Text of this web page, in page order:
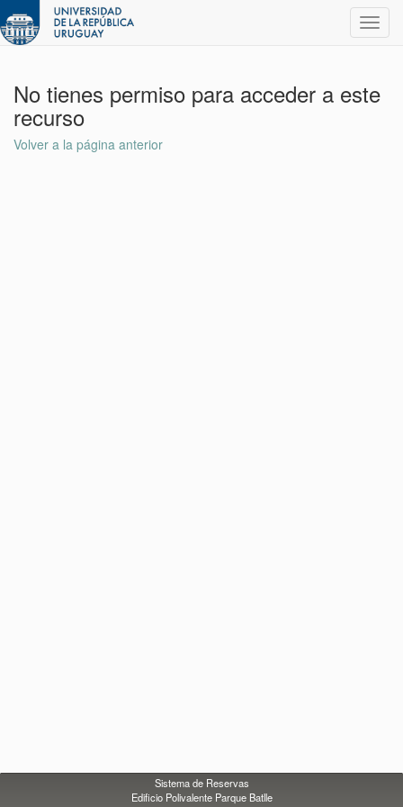
No tienes permiso para acceder a este
recurso
Volver a la página anterior
Sistema de Reservas
Edificio Polivalente Parque Batlle